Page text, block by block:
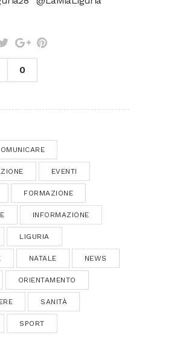
0
EVENTI
FORMAZIONE
INFORMAZIONE
LIGURIA
NATALE NEWS
ORIENTAMENTO
SANITÀ
SPORT